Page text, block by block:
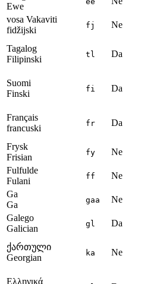
Ewe
vosa Vakaviti
fidžijski
fj Ne
Tagalog
Filipinski
tl Da
Suomi
Finski
fi Da
Français
francuski
fr Da
Frysk
Frisian
fy Ne
Fulfulde
Fulani
ff Ne
Ga
Ga
gaa Ne
Galego
Galician
gl Da
ქართული
Georgian
ka Ne
Ελληνικά